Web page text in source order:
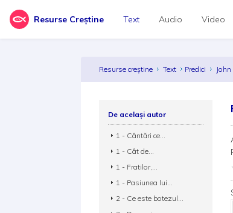
Resurse Creștine Text Audio Video
Resurse creștine Text Predici
De același autor
1 - Cântări ce...
1 - Cât de...
1 - Fratilor,...
1 - Pasiunea lui...
2 - Ce este botezul...